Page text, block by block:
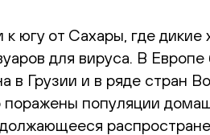
югу от Сахары, где дикие
для вируса. В
в Грузии и в ряде стран
популяции